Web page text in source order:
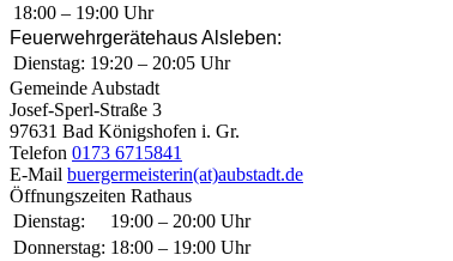
18:00 – 19:00 Uhr
Feuerwehrgerätehaus Alsleben:
Dienstag: 19:20 – 20:05 Uhr
Gemeinde Aubstadt
Josef-Sperl-Straße 3
97631 Bad Königshofen i. Gr.
Telefon 0173 6715841
E-Mail buergermeisterin(at)aubstadt.de
Öffnungszeiten Rathaus
Dienstag:
19:00 – 20:00 Uhr
Donnerstag: 18:00 – 19:00 Uhr